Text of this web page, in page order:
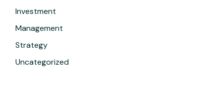
Investment
Management
Strategy
Uncategorized